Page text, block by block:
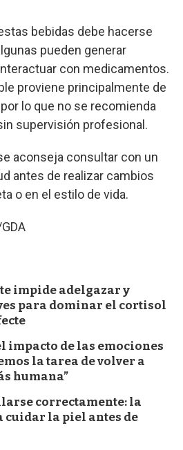
bebidas debe hacerse
pueden generar
con medicamentos.
proviene principalmente de
lo que no se recomienda
supervisión profesional.
aconseja consultar con un
antes de realizar cambios
o en el estilo de vida.
impide adelgazar y
para dominar el cortisol
impacto de las emociones
la tarea de volver a
humana”
correctamente: la
cuidar la piel antes de